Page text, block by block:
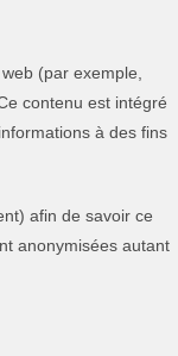
(par exemple,
contenu est intégré
à des fins
afin de savoir ce
anonymisées autant